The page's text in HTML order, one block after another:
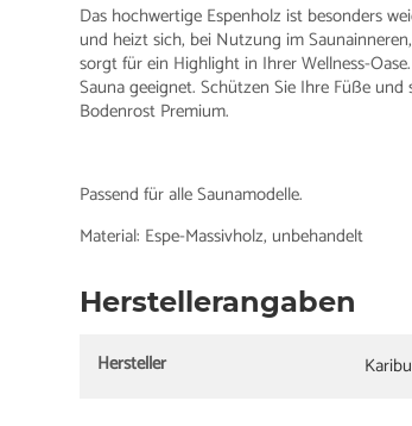
Das hochwertige Espenholz ist besonders
und heizt sich, bei Nutzung im
sorgt für ein Highlight in Ihrer Wellness-
Sauna geeignet. Schützen Sie Ihre Füße
Bodenrost Premium.
Passend für alle Saunamodelle.
Material: Espe-Massivholz, unbehandelt
Herstellerangaben
Hersteller Karibu